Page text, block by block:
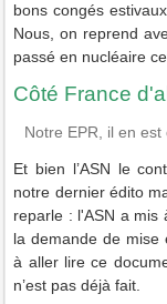
bons congés
Nous, on reprend
passé en nucléaire
Côté France
Notre EPR, il en est
Et bien l’ASN le
notre dernier édito
reparle : l'ASN a mis
la demande de mise
à aller lire ce
n’est pas déjà fait.